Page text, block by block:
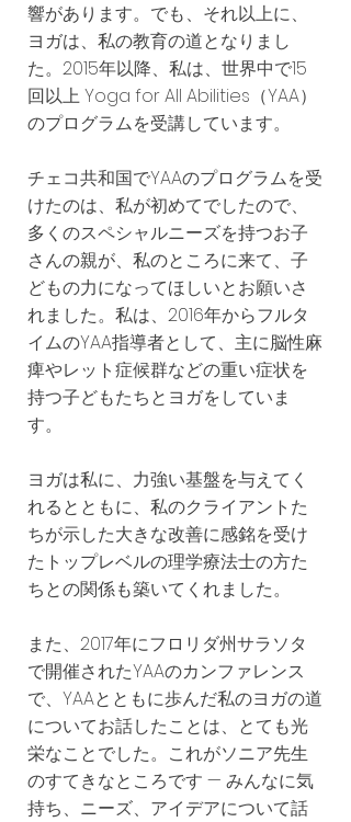
響があります。でも、それ以上に、
ヨガは、私の教育の道となりまし
た。2015年以降、私は、世界中で15
回以上 Yoga for All Abilities（YAA）
のプログラムを受講しています。
チェコ共和国でYAAのプログラムを受
けたのは、私が初めてでしたので、
多くのスペシャルニーズを持つお子
さんの親が、私のところに来て、子
どもの力になってほしいとお願いさ
れました。私は、2016年からフルタ
イムのYAA指導者として、主に脳性麻
痺やレット症候群などの重い症状を
持つ子どもたちとヨガをしていま
す。
ヨガは私に、力強い基盤を与えてく
れるとともに、私のクライアントた
ちが示した大きな改善に感銘を受け
たトップレベルの理学療法士の方た
ちとの関係も築いてくれました。
また、2017年にフロリダ州サラソタ
で開催されたYAAのカンファレンス
で、YAAとともに歩んだ私のヨガの道
についてお話したことは、とても光
栄なことでした。これがソニア先生
のすてきなところです — みんなに気
持ち、ニーズ、アイデアについて話